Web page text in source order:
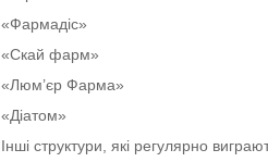
«Фармадіс»
«Скай фарм»
«Люм’єр Фарма»
«Діатом»
Інші структури, які регулярно